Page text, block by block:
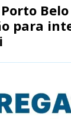
para